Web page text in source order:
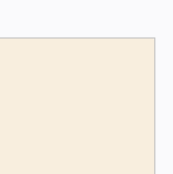
งการปรับปรุงสถาน
นเกาะมุสลิม แขวง